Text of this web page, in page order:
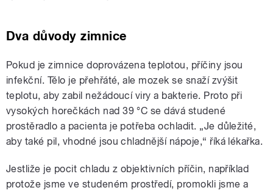
Dva důvody zimnice
Pokud je zimnice doprovázena teplotou, příčiny jsou
infekční. Tělo je přehřáté, ale mozek se snaží zvýšit
teplotu, aby zabil nežádoucí viry a bakterie. Proto při
vysokých horečkách nad 39 °C se dává studené
prostěradlo a pacienta je potřeba ochladit. „Je důležité,
aby také pil, vhodné jsou chladnější nápoje,“ říká lékařka.
Jestliže je pocit chladu z objektivních příčin, například
protože jsme ve studeném prostředí, promokli jsme a